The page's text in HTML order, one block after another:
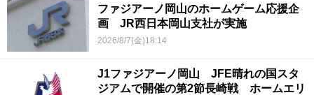
ファジアーノ岡山のホームゲーム応援企
画 JR西日本岡山支社が実施
2026/8/7(金)18:14
J1ファジアーノ岡山 JFE晴れの国スタ
ジアムで開催の第2節長崎戦 ホームエリ